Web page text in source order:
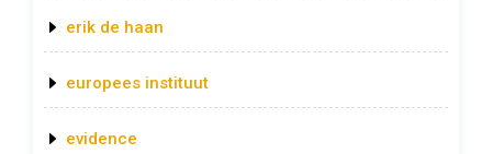
erik de haan
europees instituut
evidence